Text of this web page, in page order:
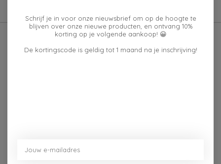
Schrijf je in voor onze nieuwsbrief om op de hoogte te
blijven over onze nieuwe producten, en ontvang 10%
korting op je volgende aankoop! 😀
De kortingscode is geldig tot 1 maand na je inschrijving!